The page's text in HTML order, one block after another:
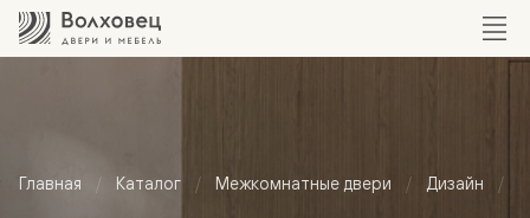
Главная Каталог Межкомнатные двери Дизайн